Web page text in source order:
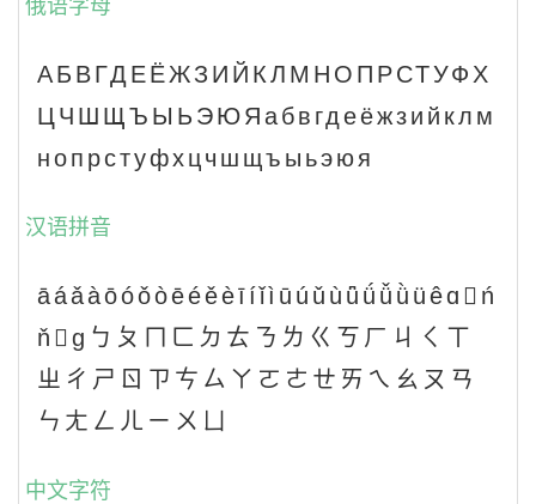
俄语字母
АБВГДЕЁЖЗИЙКЛМНОПРСТУФХ
ЦЧШЩЪЫЬЭЮЯабвгдеёжзийклм
нопрстуфхцчшщъыьэюя
汉语拼音
āáǎàōóǒòēéěèīíǐìūúǔùǖǘǚǜüêɑń
ňɡㄅㄆㄇㄈㄉㄊㄋㄌㄍㄎㄏㄐㄑㄒ
ㄓㄔㄕㄖㄗㄘㄙㄚㄛㄜㄝㄞㄟㄠㄡㄢ
ㄣㄤㄥㄦㄧㄨㄩ
中文字符